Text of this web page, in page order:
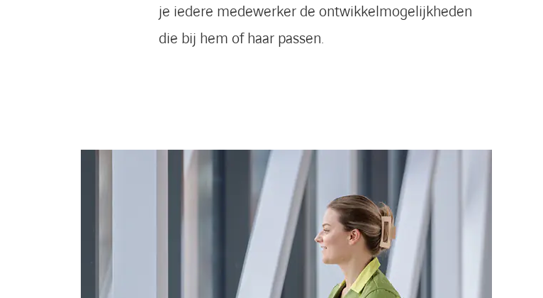
je iedere medewerker de ontwikkelmogelijkheden
die bij hem of haar passen.